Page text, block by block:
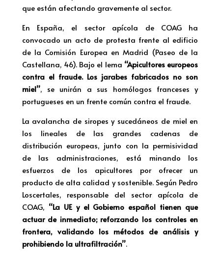
que están afectando gravemente al sector.
En España, el sector apícola de COAG ha
convocado un acto de protesta frente al edificio
de la Comisión Europea en Madrid (Paseo de la
Castellana, 46). Bajo el lema “Apicultores europeos
contra el fraude. Los jarabes fabricados no son
miel”, se unirán a sus homólogos franceses y
portugueses en un frente común contra el fraude.
La avalancha de siropes y sucedáneos de miel en
los lineales de las grandes cadenas de
distribución europeas, junto con la permisividad
de las administraciones, está minando los
esfuerzos de los apicultores por ofrecer un
producto de alta calidad y sostenible. Según Pedro
Loscertales, responsable del sector apícola de
COAG, “La UE y el Gobierno español tienen que
actuar de inmediato; reforzando los controles en
frontera, validando los métodos de análisis y
prohibiendo la ultrafiltración”.